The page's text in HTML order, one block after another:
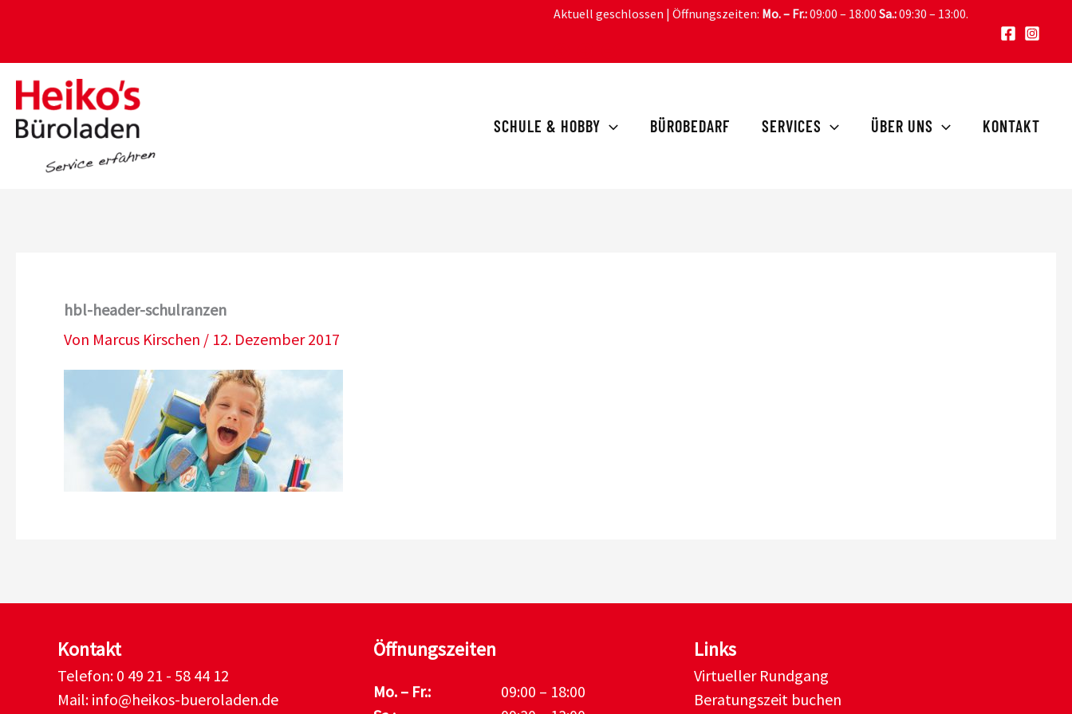
springen
Aktuell geschlossen | Öffnungszeiten: Mo. – Fr.:09:00 – 18:00 Sa.:09:30 – 13:00.
SCHULE & HOBBY BÜROBEDARF SERVICES ÜBER UNS KONTAKT
hbl-header-schulranzen
Von Marcus Kirschen / 12. Dezember 2017
Kontakt
Telefon: 0 49 21 - 58 44 12
Mail: info@heikos-bueroladen.de
Öffnungszeiten
Mo. – Fr.:
09:00 – 18:00
Links
Virtueller Rundgang
Beratungszeit buchen